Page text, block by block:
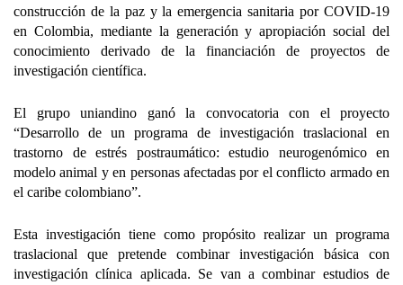
construcción de la paz y la emergencia sanitaria por COVID-19
en Colombia, mediante la generación y apropiación social del
conocimiento derivado de la financiación de proyectos de
investigación científica.
El grupo uniandino ganó la convocatoria con el proyecto
“Desarrollo de un programa de investigación traslacional en
trastorno de estrés postraumático: estudio neurogenómico en
modelo animal y en personas afectadas por el conflicto armado en
el caribe colombiano”.
Esta investigación tiene como propósito realizar un programa
traslacional que pretende combinar investigación básica con
investigación clínica aplicada. Se van a combinar estudios de